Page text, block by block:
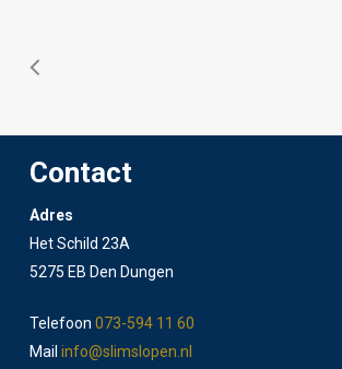
Contact
Adres
Het Schild 23A
5275 EB Den Dungen
Telefoon073-594 11 60
Mailinfo@slimslopen.nl